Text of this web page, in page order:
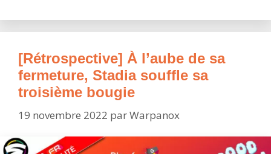
avant
fin
de
Stadia
[Rétrospective] À l’aube de sa
fermeture, Stadia souffle sa
troisième bougie
19 novembre 2022 parWarpanox